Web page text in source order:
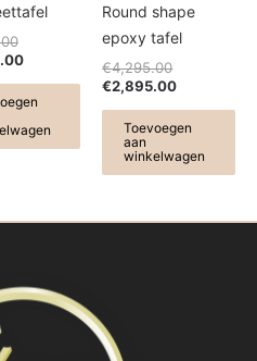
Round shape
epoxy tafel
€4,295.00
€2,895.00
Toevoegen
aan
winkelwagen